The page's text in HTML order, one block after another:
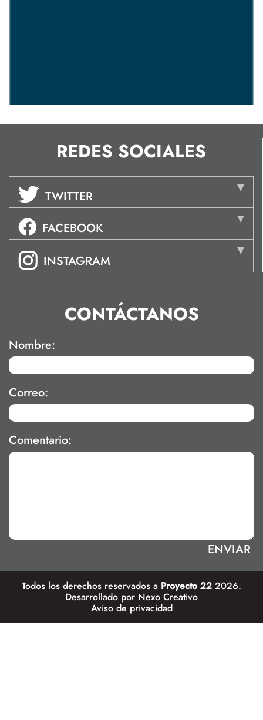
REDES SOCIALES
TWITTER
FACEBOOK
INSTAGRAM
CONTÁCTANOS
Nombre:
Correo:
Comentario:
Todos los derechos reservados a Proyecto 22 2026.
Desarrollado por Nexo Creativo
Aviso de privacidad